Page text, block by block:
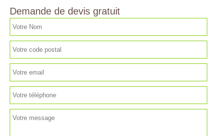
Demande de devis gratuit